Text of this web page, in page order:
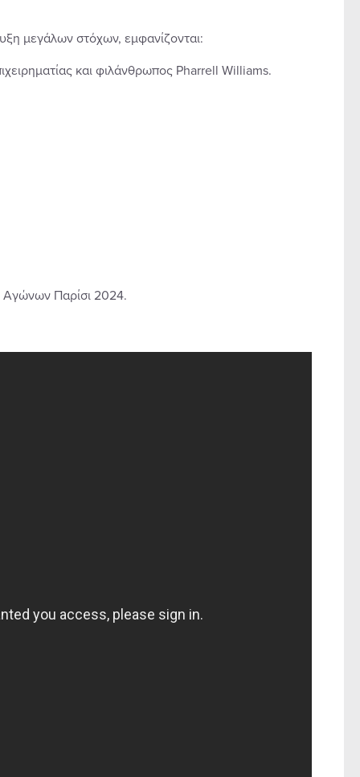
μεγάλων στόχων, εμφανίζονται:
και φιλάνθρωπος Pharrell Williams.
Αγώνων Παρίσι 2024.